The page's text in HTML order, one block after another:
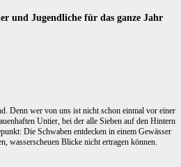
und Jugendliche für das ganze Jahr
Denn wer von uns ist nicht schon einmal vor einer
Untier, bei der alle Sieben auf den Hintern
Die Schwaben entdecken in einem Gewässer
wasserscheuen Blicke nicht ertragen können.